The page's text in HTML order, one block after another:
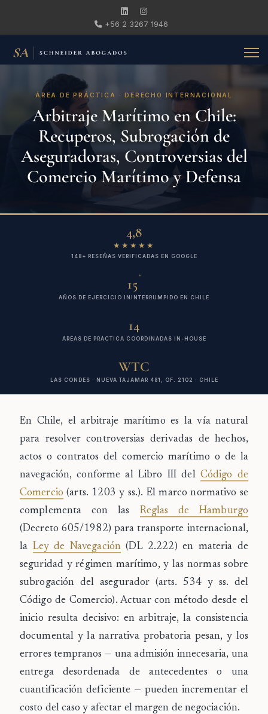
+56 2 3267 1946
ÁREA DE PRÁCTICA · DERECHO INTERNACIONAL
Arbitraje Marítimo en Chile:
Recuperos, Subrogación de
Aseguradoras, Controversias del
Comercio Marítimo y Defensa
4,8
★★★★★
148+ RESEÑAS VERIFICADAS EN GOOGLE
15
+
AÑOS DE EJERCICIO ININTERRUMPIDO EN CHILE
14
ÁREAS DE PRÁCTICA COORDINADAS IN-HOUSE
WTC
LAS CONDES · NUEVA TAJAMAR 481, OF. 2102 · CHILE
En Chile, elarbitraje marítimo es la vía natural
para resolver controversias derivadas de hechos,
actos o contratos del comercio marítimo o de la
navegación, conforme al Libro III del Código de
Comercio (arts. 1203 y ss.). El marco normativo se
complementa con las Reglas de Hamburgo
(Decreto 605/1982) para transporte internacional,
la Ley de Navegación(DL 2.222) en materia de
seguridad y régimen marítimo, y las normas sobre
subrogación del asegurador (arts. 534 y ss. del
Código de Comercio). Actuar con método desde el
inicio resulta decisivo: en arbitraje, la consistencia
documental y la narrativa probatoria pesan, y los
errores tempranos — una admisión innecesaria, una
entrega desordenada de antecedentes o una
cuantificación deficiente — pueden incrementar el
costo del caso y afectar el margen de negociación.